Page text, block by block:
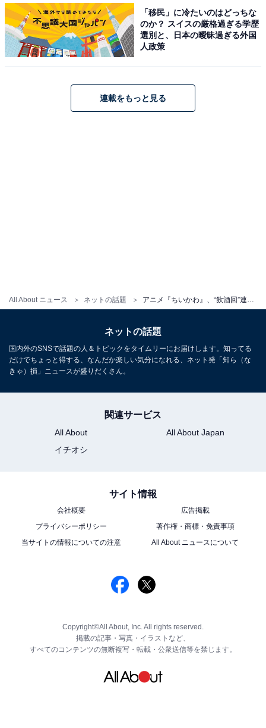
All About ニュース ネットの話題
「移民」に冷たいのはどっちな
のか？ スイスの厳格過ぎる学歴
選別と、日本の曖昧過ぎる外国
人政策
連載をもっと見る
ネットの話題
国内外のSNSで話題の人＆トピックをタイムリーにお届けします。知ってる
だけでちょっと得する、なんだか楽しい気分になれる、ネット発「知ら（な
きゃ）損」ニュースが盛りだくさん。
関連サービス
All About
All About Japan
イチオシ
サイト情報
会社概要
広告掲載
プライバシーポリシー
著作権・商標・免責事項
当サイトの情報についての注意
All About ニュースについて
Copyright©All About, Inc. All rights reserved.
掲載の記事・写真・イラストなど、
すべてのコンテンツの無断複写・転載・公衆送信等を禁じます。